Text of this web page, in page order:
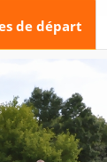
de départ